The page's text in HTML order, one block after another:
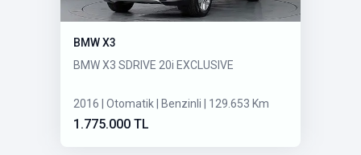
BMW X3
BMW X3 SDRIVE 20i EXCLUSIVE
2016 | Otomatik | Benzinli | 129.653 Km
1.775.000 TL